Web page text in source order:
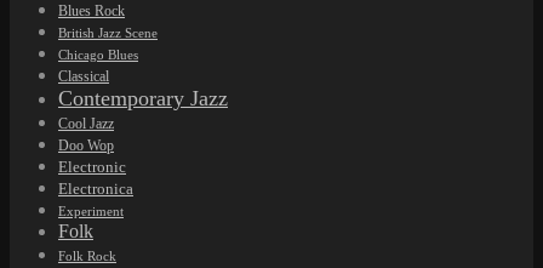
Blues Rock
British Jazz Scene
Chicago Blues
Classical
Contemporary Jazz
Cool Jazz
Doo Wop
Electronic
Electronica
Experiment
Folk
Folk Rock